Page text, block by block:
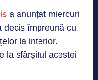
a anunțat miercuri
decis împreună cu
la interior.
la sfârșitul acestei